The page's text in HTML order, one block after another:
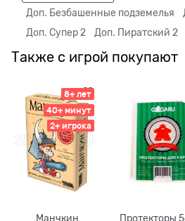
Доп. Безбашенные подземелья
Доп. Супер 2
Доп. Пиратский 2
Также с игрой покупают
8+ лет
40+ минут
2+ игрока
Манчкин
Протекторы